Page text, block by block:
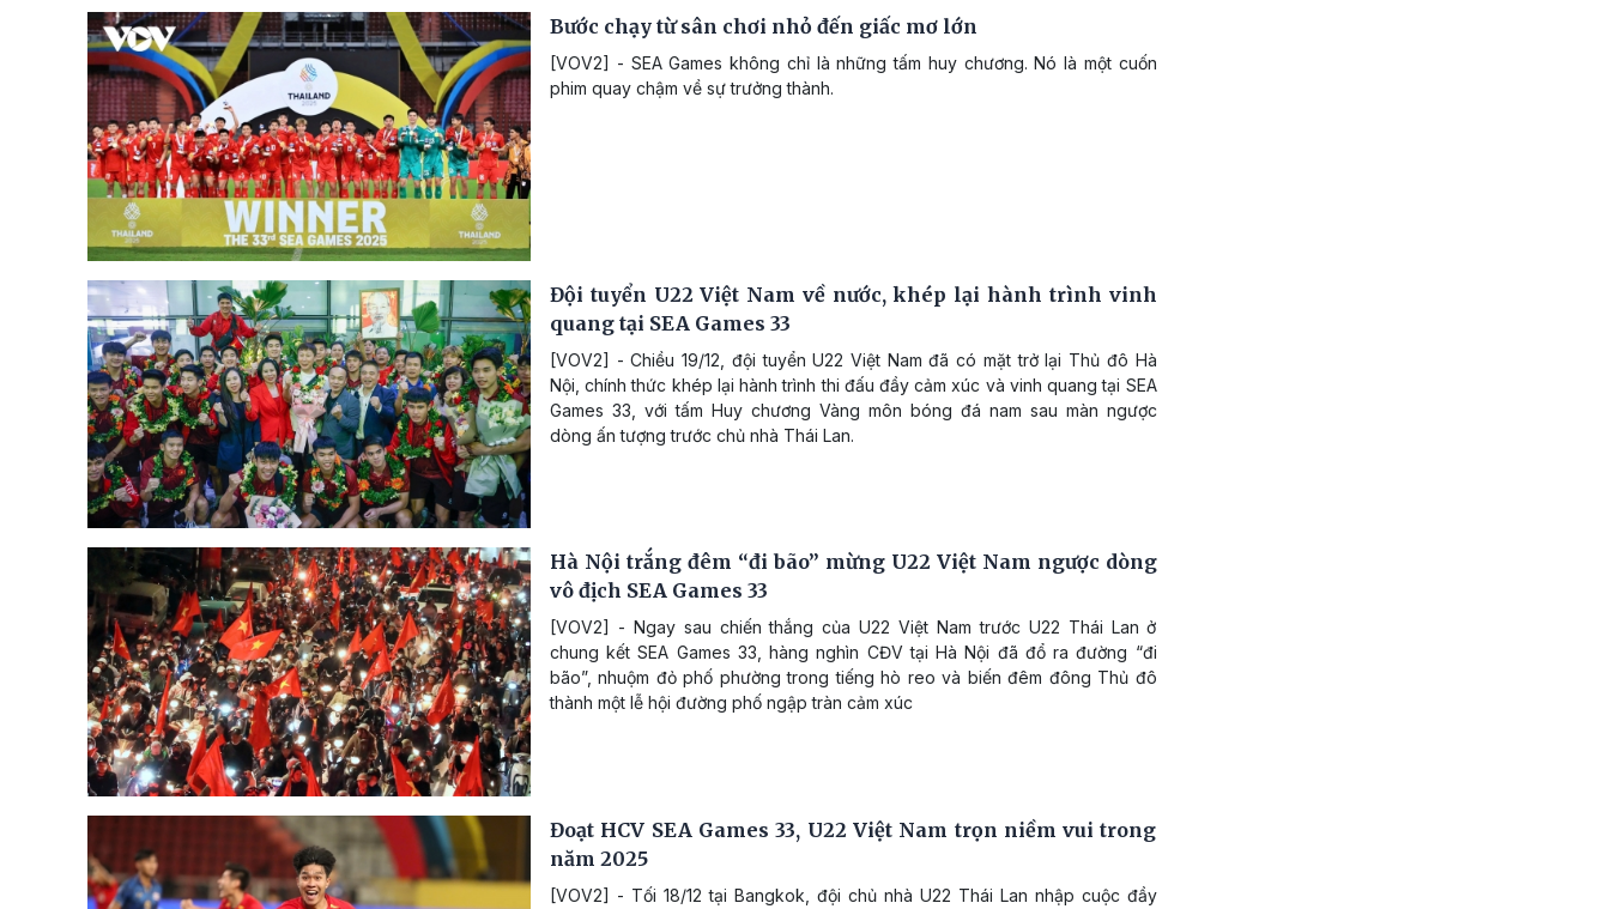
Bước chạy từ sân chơi nhỏ đến giấc mơ lớn
[VOV2] - SEA Games không chỉ là những tấm huy chương. Nó là một cuốn
phim quay chậm về sự trưởng thành.
Đội tuyển U22 Việt Nam về nước, khép lại hành trình vinh
quang tại SEA Games 33
[VOV2] - Chiều 19/12, đội tuyển U22 Việt Nam đã có mặt trở lại Thủ đô Hà
Nội, chính thức khép lại hành trình thi đấu đầy cảm xúc và vinh quang tại SEA
Games 33, với tấm Huy chương Vàng môn bóng đá nam sau màn ngược
dòng ấn tượng trước chủ nhà Thái Lan.
Hà Nội trắng đêm “đi bão” mừng U22 Việt Nam ngược dòng
vô địch SEA Games 33
[VOV2] - Ngay sau chiến thắng của U22 Việt Nam trước U22 Thái Lan ở
chung kết SEA Games 33, hàng nghìn CĐV tại Hà Nội đã đổ ra đường “đi
bão”, nhuộm đỏ phố phường trong tiếng hò reo và biến đêm đông Thủ đô
thành một lễ hội đường phố ngập tràn cảm xúc
Đoạt HCV SEA Games 33, U22 Việt Nam trọn niềm vui trong
năm 2025
[VOV2] - Tối 18/12 tại Bangkok, đội chủ nhà U22 Thái Lan nhập cuộc đầy